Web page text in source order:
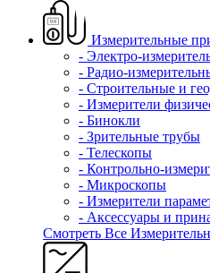
Измерительные
- Электро-
- Радио-
- Строительные и
- Измерители
- Бинокли
- Зрительные трубы
- Телескопы
- Контрольно-
- Микроскопы
- Измерители
- Аксессуары и
Смотреть Все